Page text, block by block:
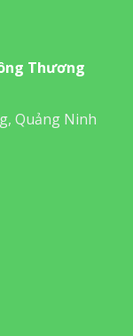
Thương
Quảng Ninh